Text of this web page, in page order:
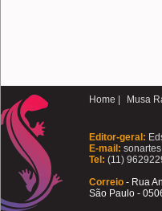
Home | Musa
Editor-geral:
E-mail:
Tel: (11)
Correio - Rua
São Paulo -